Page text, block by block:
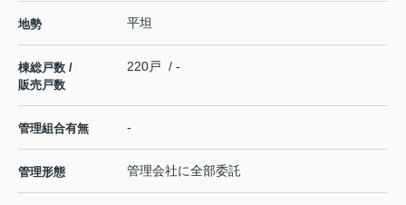
地勢 平坦
棟総戸数 /
販売戸数
220戸 / -
管理組合有無 -
管理形態 管理会社に全部委託